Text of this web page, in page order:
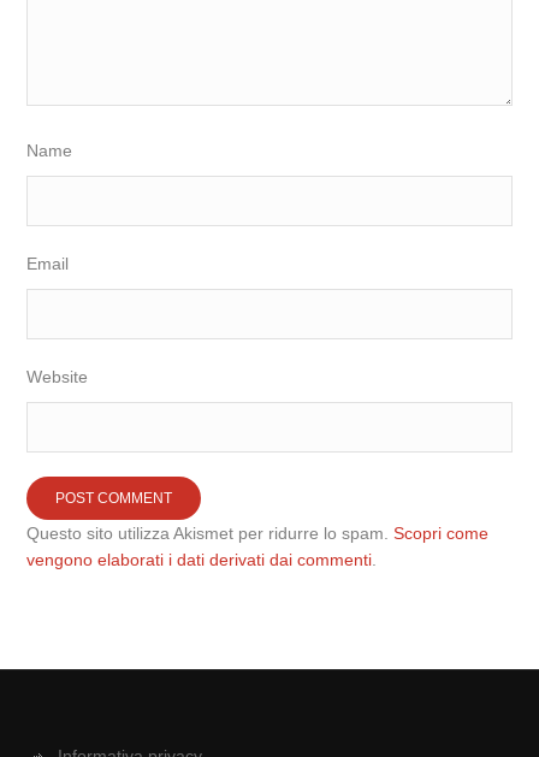
Name
Email
Website
Questo sito utilizza Akismet per ridurre lo spam.Scopri come
vengono elaborati i dati derivati dai commenti